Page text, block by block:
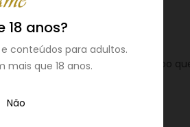
18 anos?
conteúdos para adultos.
mais que 18 anos.
Não
prazerosa, ao mesmo tempo
suas aventuras íntimas.